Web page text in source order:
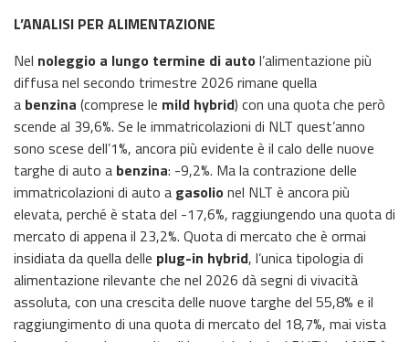
L’ANALISI PER ALIMENTAZIONE
Nel noleggio a lungo termine di auto l’alimentazione più
diffusa nel secondo trimestre 2026 rimane quella
a benzina (comprese le mild hybrid) con una quota che però
scende al 39,6%. Se le immatricolazioni di NLT quest’anno
sono scese dell’1%, ancora più evidente è il calo delle nuove
targhe di auto a benzina: -9,2%. Ma la contrazione delle
immatricolazioni di auto a gasolio nel NLT è ancora più
elevata, perché è stata del -17,6%, raggiungendo una quota di
mercato di appena il 23,2%. Quota di mercato che è ormai
insidiata da quella delle plug-in hybrid, l’unica tipologia di
alimentazione rilevante che nel 2026 dà segni di vivacità
assoluta, con una crescita delle nuove targhe del 55,8% e il
raggiungimento di una quota di mercato del 18,7%, mai vista